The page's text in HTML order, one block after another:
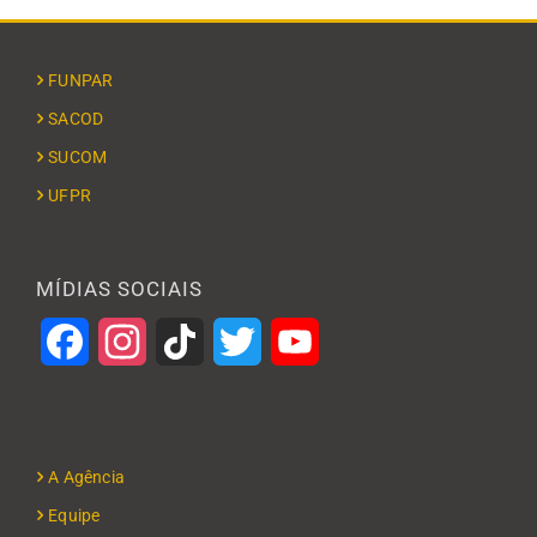
FUNPAR
SACOD
SUCOM
UFPR
MÍDIAS SOCIAIS
FacebookInstagramTikTok Twitter
A Agência
Equipe